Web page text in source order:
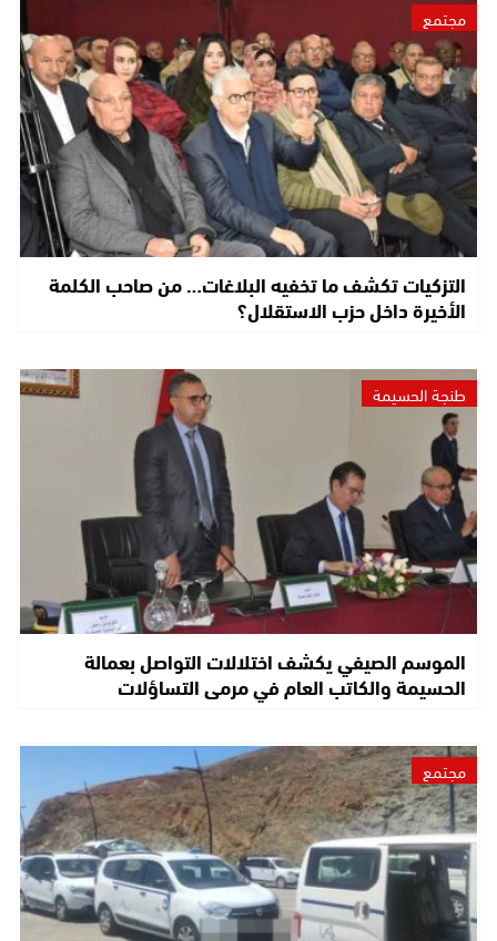
مجتمع
التزكيات تكشف ما تخفيه البلاغات… من صاحب الكلمة
الأخيرة داخل حزب الاستقلال؟
طنجة الحسيمة
الموسم الصيفي يكشف اختلالات التواصل بعمالة
الحسيمة والكاتب العام في مرمى التساؤلات
مجتمع